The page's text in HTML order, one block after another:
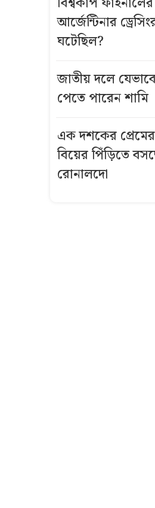
ডিজি
কাজী
ভিডিও
কর্মীর
আর্জেন্টিনার
ঘটেছিল?
জাতীয় দলে
পেতে পারেন শামি
এক দশকের
বিয়ের পিঁড়িতে
রোনালদো